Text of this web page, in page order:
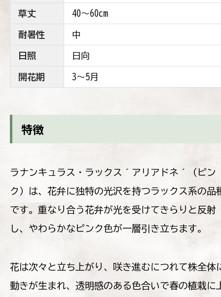
草丈 40〜60cm
耐暑性 中
日照 日向
開花期 3〜5月
特徴
ラナンキュラス・ラックス´アリアドネ´（ピン
ク）は、花弁に独特の光沢を持つラックス系の品
です。重なり合う花弁が光を受けてきらりと反射
し、やわらかなピンク色が一層引き立ちます。
花は次々と立ち上がり、咲き進むにつれて株全体
動きが生まれ、透明感のある色合いで春の植栽に